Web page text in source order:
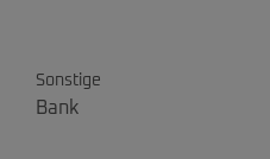
Sonstige
Bank